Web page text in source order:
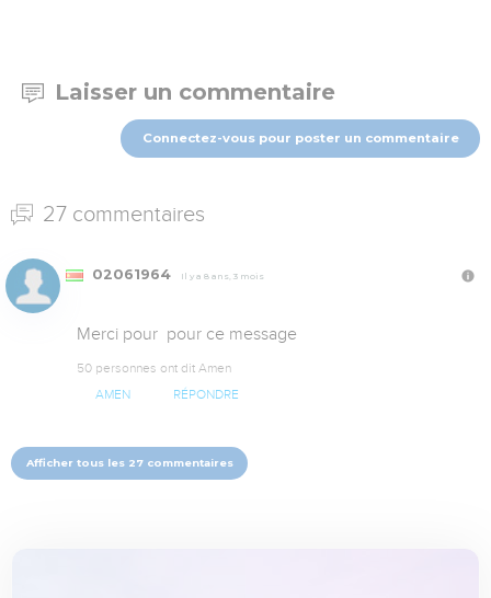
Laisser un commentaire
Connectez-vous pour poster un commentaire
27 commentaires
02061964 Il y a 8 ans, 3 mois
Merci pour  pour ce message
50 personnes ont dit Amen
AMEN RÉPONDRE
Afficher tous les 27 commentaires